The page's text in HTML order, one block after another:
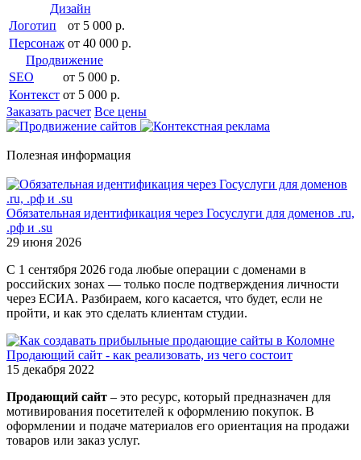
Дизайн
Логотип
от 5 000 р.
Персонаж от 40 000 р.
Продвижение
SEO
от 5 000 р.
Контекст от 5 000 р.
Заказать расчет Все цены
Полезная информация
Обязательная идентификация через Госуслуги для доменов .ru,
.рф и .su
29 июня 2026
С 1 сентября 2026 года любые операции с доменами в
российских зонах — только после подтверждения личности
через ЕСИА. Разбираем, кого касается, что будет, если не
пройти, и как это сделать клиентам студии.
Продающий сайт - как реализовать, из чего состоит
15 декабря 2022
Продающий сайт – это ресурс, который предназначен для
мотивирования посетителей к оформлению покупок. В
оформлении и подаче материалов его ориентация на продажи
товаров или заказ услуг.